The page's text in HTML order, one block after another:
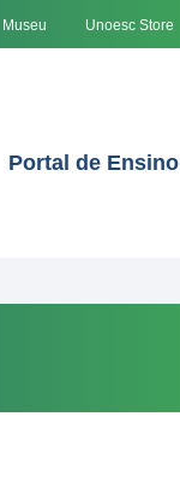
Museu Unoesc Store
Portal de Ensino